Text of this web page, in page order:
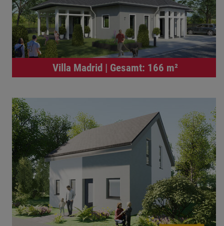
Villa Madrid | Gesamt: 166 m²